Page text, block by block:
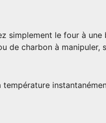
simplement le four à
de charbon à
température